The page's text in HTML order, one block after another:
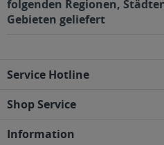
folgenden Regionen,
Gebieten geliefert
Service Hotline
Shop Service
Information